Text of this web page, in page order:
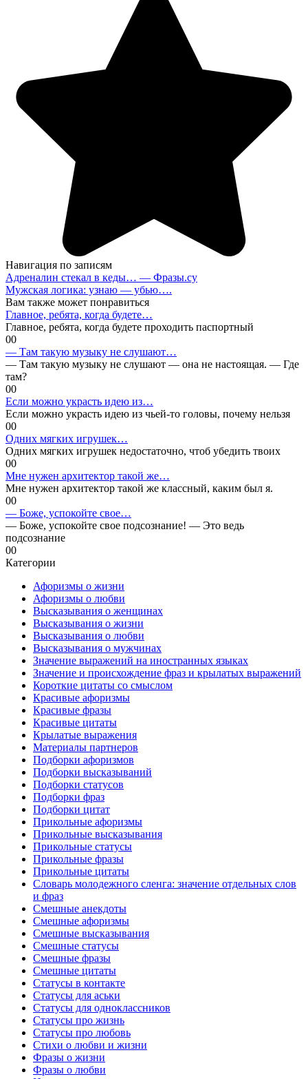
Навигация по записям
Адреналин стекал в кеды… — Фразы.су
Мужская логика: узнаю — убью….
Вам также может понравиться
Главное, ребята, когда будете…
Главное, ребята, когда будете проходить паспортный
00
— Там такую музыку не слушают…
— Там такую музыку не слушают — она не настоящая. — Где
там?
00
Если можно украсть идею из…
Если можно украсть идею из чьей-то головы, почему нельзя
00
Одних мягких игрушек…
Одних мягких игрушек недостаточно, чтоб убедить твоих
00
Мне нужен архитектор такой же…
Мне нужен архитектор такой же классный, каким был я.
00
— Боже, успокойте свое…
— Боже, успокойте свое подсознание! — Это ведь
подсознание
00
Категории
Афоризмы о жизни
Афоризмы о любви
Высказывания о женщинах
Высказывания о жизни
Высказывания о любви
Высказывания о мужчинах
Значение выражений на иностранных языках
Значение и происхождение фраз и крылатых выражений
Короткие цитаты со смыслом
Красивые афоризмы
Красивые фразы
Красивые цитаты
Крылатые выражения
Материалы партнеров
Подборки афоризмов
Подборки высказываний
Подборки статусов
Подборки фраз
Подборки цитат
Прикольные афоризмы
Прикольные высказывания
Прикольные статусы
Прикольные фразы
Прикольные цитаты
Словарь молодежного сленга: значение отдельных слов
и фраз
Смешные анекдоты
Смешные афоризмы
Смешные высказывания
Смешные статусы
Смешные фразы
Смешные цитаты
Статусы в контакте
Статусы для аськи
Статусы для одноклассников
Статусы про жизнь
Статусы про любовь
Стихи о любви и жизни
Фразы о жизни
Фразы о любви